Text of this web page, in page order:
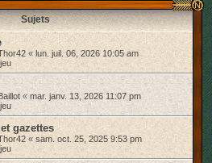
Sujets
« lun. juil. 06, 2026 10:05 am
« mar. janv. 13, 2026 11:07 pm
gazettes
« sam. oct. 25, 2025 9:53 pm